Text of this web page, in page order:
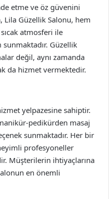
etme ve öz güvenini
Lila Güzellik Salonu, hem
atmosferi ile
Güzellik
değil, aynı zamanda
da hizmet vermektedir.
yelpazesine sahiptir.
pedikürden masaj
sunmaktadır. Her bir
profesyoneller
Müşterilerin ihtiyaçlarına
en önemli